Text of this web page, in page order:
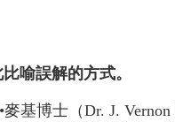
喻誤解的方式。
基博士（Dr. J.